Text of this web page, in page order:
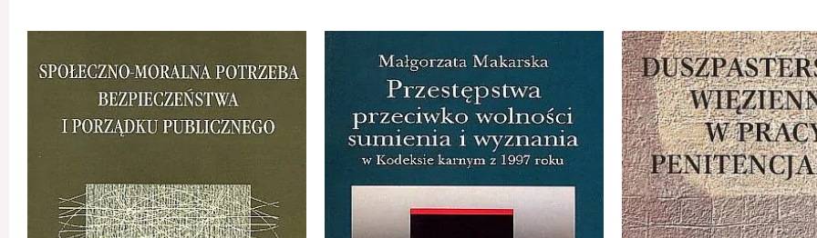
Jeśli odrzucisz te
pliki cookie,
niektóre funkcje
znikną ze strony
internetowej.
Marketing
Udostępniając swoje
zainteresowania i
zachowania
podczas